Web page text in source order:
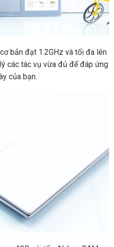
bản đạt 1.2GHz và tối đa lên
các tác vụ vừa đủ để đáp ứng
của bạn.